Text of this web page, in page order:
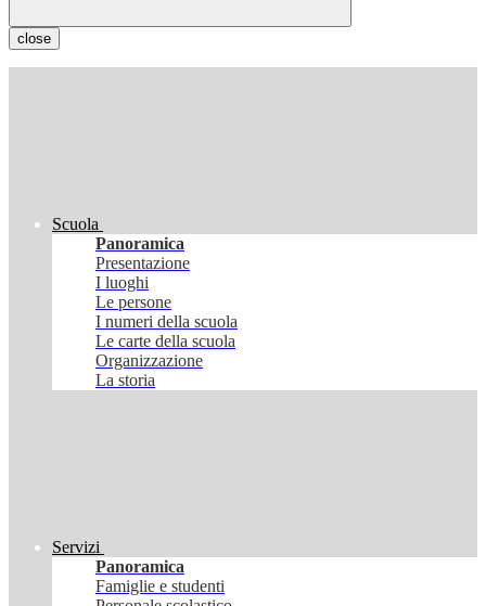
close
Scuola
Panoramica
Presentazione
I luoghi
Le persone
I numeri della scuola
Le carte della scuola
Organizzazione
La storia
Servizi
Panoramica
Famiglie e studenti